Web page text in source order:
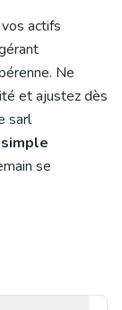
actifs
Ne
et ajustez dès
sarl
se